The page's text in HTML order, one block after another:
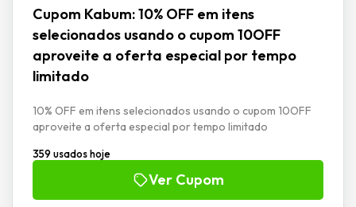
Cupom Kabum: 10% OFF em itens
selecionados usando o cupom 10OFF
aproveite a oferta especial por tempo
limitado
10% OFF em itens selecionados usando o cupom 10OFF
aproveite a oferta especial por tempo limitado
359 usados hoje
Ver Cupom